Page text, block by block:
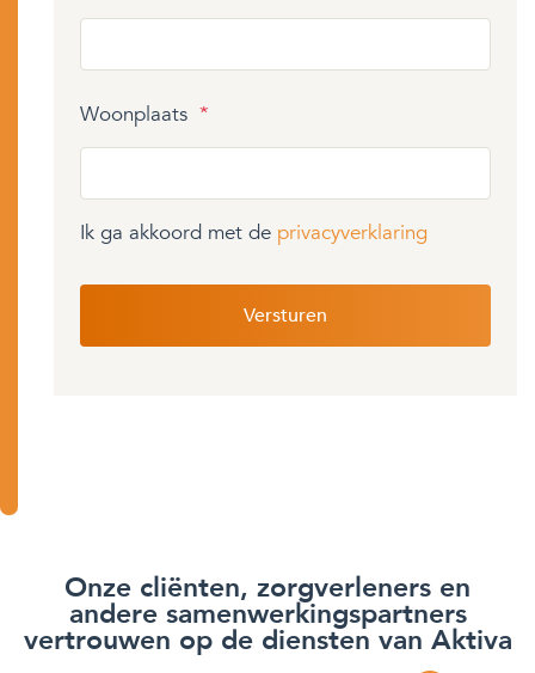
Woonplaats *
Ik ga akkoord met de privacyverklaring
Onze cliënten, zorgverleners en
andere samenwerkingspartners
vertrouwen op de diensten van Aktiva